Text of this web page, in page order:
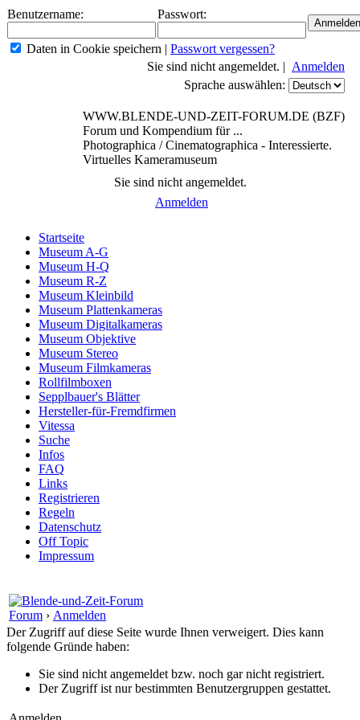
Benutzername: Passwort:
Daten in Cookie speichern | Passwort vergessen?
Sie sind nicht angemeldet. | Anmelden
Sprache auswählen:
WWW.BLENDE-UND-ZEIT-FORUM.DE (BZF)
Forum und Kompendium für ...
Photographica / Cinematographica - Interessierte.
Virtuelles Kameramuseum
Sie sind nicht angemeldet.
Anmelden
Startseite
Museum A-G
Museum H-Q
Museum R-Z
Museum Kleinbild
Museum Plattenkameras
Museum Digitalkameras
Museum Objektive
Museum Stereo
Museum Filmkameras
Rollfilmboxen
Sepplbauer's Blätter
Hersteller-für-Fremdfirmen
Vitessa
Suche
Infos
FAQ
Links
Registrieren
Regeln
Datenschutz
Off Topic
Impressum
Forum › Anmelden
Der Zugriff auf diese Seite wurde Ihnen verweigert. Dies kann
folgende Gründe haben:
Sie sind nicht angemeldet bzw. noch gar nicht registriert.
Der Zugriff ist nur bestimmten Benutzergruppen gestattet.